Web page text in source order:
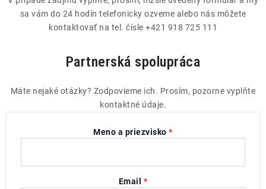
sa vám do 24 hodín telefonicky ozveme alebo nás môžete
kontaktovať na tel. čísle +421 918 725 111
Partnerská spolupráca
Máte nejaké otázky? Zodpovieme ich. Prosím, pozorne vyplňte
kontaktné údaje.
Meno a priezvisko*
Email *